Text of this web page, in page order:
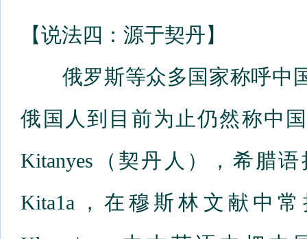
【说法四：源于契丹】
俄罗斯等众多国家称呼中国
俄国人到目前为止仍然称中
Kitanyes（契丹人），希腊
Kita1a，在穆斯林文献中